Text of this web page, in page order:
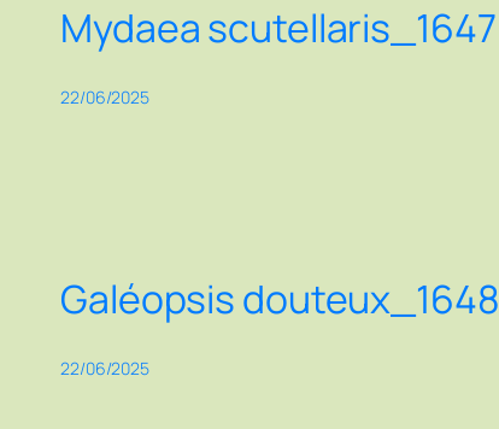
Mydaea scutellaris_1647
22/06/2025
Galéopsis douteux_1648
22/06/2025